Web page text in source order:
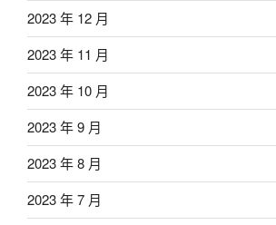
2023 年 12 月
2023 年 11 月
2023 年 10 月
2023 年 9 月
2023 年 8 月
2023 年 7 月